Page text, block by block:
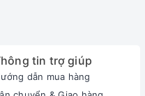
tiêu hoá tốt hơn, từ
HIỆU DUY NHẤT
ĐỘC QUYỀN
tin trợ giúp
dẫn mua hàng